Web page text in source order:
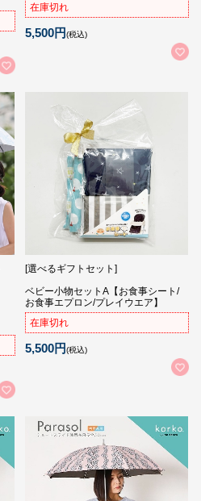
在庫切れ
5,500円(税込)
[選べるギフトセット]
ベビー小物セットA【お食事シート/
お食事エプロン/プレイウエア】
在庫切れ
5,500円(税込)